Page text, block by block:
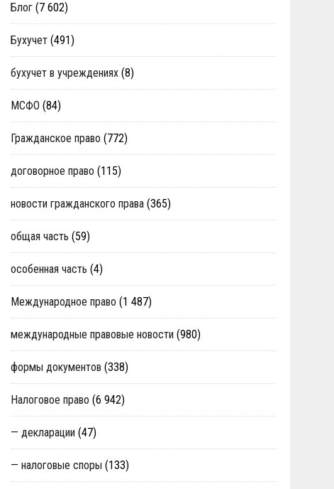
Блог (7 602)
Бухучет (491)
бухучет в учреждениях (8)
МСФО (84)
Гражданское право (772)
договорное право (115)
новости гражданского права (365)
общая часть (59)
особенная часть (4)
Международное право (1 487)
международные правовые новости (980)
формы документов (338)
Налоговое право (6 942)
— декларации (47)
— налоговые споры (133)